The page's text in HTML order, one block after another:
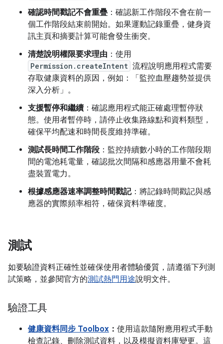
確認時間戳記不會重疊 ：確認新工作階段不會在前一
個工作階段結束前開始。如果運動記錄重疊，健身資
訊主頁和摘要計算可能會發生衝突。
清楚說明權限要求理由 ：使用
Permission.createIntent 流程說明應用程式需要
存取健康資料的原因，例如：「監控血壓趨勢並提供
深入分析」。
支援暫停和繼續 ：確認應用程式能正確處理暫停狀
態。使用者暫停時，請停止收集路線點和資料類型，
確保平均配速和時間長度維持準確。
測試長時間工作階段：監控持續數小時的工作階段期
間的電池耗電量，確認批次間隔和感應器用量不會耗
盡裝置電力。
根據感應器速率調整時間戳記：將記錄時間戳記與感
應器的實際頻率相符，確保資料準確度。
測試
如要驗證資料正確性並確保使用者體驗優質，請遵循下列測
試策略，並參閱官方的測試熱門用途說明文件。
驗證工具
健康資料同步 Toolbox ： 使用這款隨附應用程式手動
檢查記錄、刪除測試資料，以及模擬資料庫變更。這